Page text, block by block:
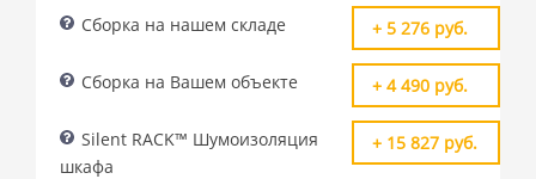
Сборка на нашем складе + 5 276 руб.
Сборка на Вашем объекте + 4 490 руб.
Silent RACK™ Шумоизоляция
шкафа
+ 15 827 руб.